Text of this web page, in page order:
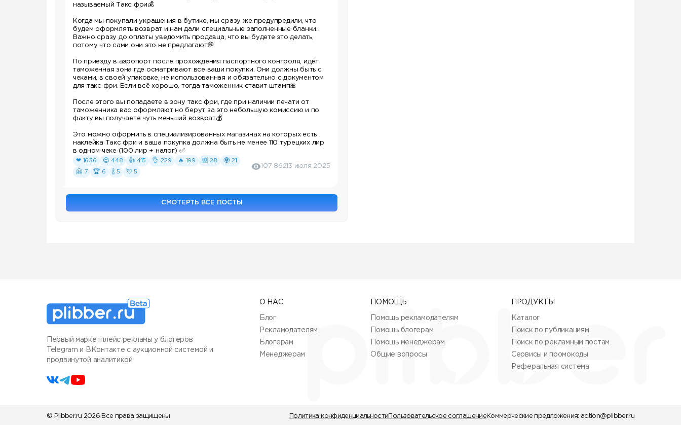
называемый Такс фри💰
Когда мы покупали украшения в бутике, мы сразу же предупредили, что
будем оформлять возврат и нам дали специальные заполненные бланки.
Важно сразу до оплаты уведомить продавца, что вы будете это делать,
потому что сами они это не предлагают💭
По приезду в аэропорт после прохождения паспортного контроля, идёт
таможенная зона где осматривают все ваши покупки. Они должны быть с
чеками, в своей упаковке, не использованная и обязательно с документом
для такс фри. Если всё хорошо, тогда таможенник ставит штамп🎀
После этого вы попадаете в зону такс фри, где при наличии печати от
таможенника вас оформляют но берут за это небольшую комиссию и по
факту вы получаете чуть меньший возврат💰
Это можно оформить в специализированных магазинах на которых есть
наклейка Такс фри и ваша покупка должна быть не менее 110 турецких лир
в одном чеке (100 лир + налог) ✅
❤ 1636
😍 448 👍 415 👌 229 🔥 199 🆒 28
🤓 21
🤗 7
🏆 6 🍾 5 💘 5
107 86213 июля 2025
СМОТЕРТЬ ВСЕ ПОСТЫ
Первый маркетплейс рекламы у блогеров
Telegram и ВКонтакте с аукционной системой и
продвинутой аналитикой
О НАС
Блог
Рекламодателям
Блогерам
Менеджерам
ПОМОЩЬ
Помощь рекламодателям
Помощь блогерам
Помощь менеджерам
Общие вопросы
ПРОДУКТЫ
Каталог
Поиск по публикациям
Поиск по рекламным постам
Сервисы и промокоды
Реферальная система
© Plibber.ru 2026 Все права защищены Политика конфиденциальности Пользовательское соглашениеКоммерческие предложения: action@plibber.ru